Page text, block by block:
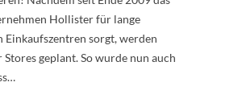
Hollister für lange
Einkaufszentren sorgt, werden
geplant. So wurde nun auch